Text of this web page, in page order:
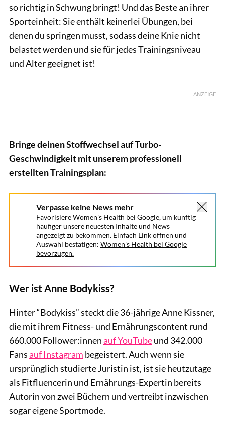
so richtig in Schwung bringt! Und das Beste an ihrer
Sporteinheit: Sie enthält keinerlei Übungen, bei
denen du springen musst, sodass deine Knie nicht
belastet werden und sie für jedes Trainingsniveau
und Alter geeignet ist!
ANZEIGE
Bringe deinen Stoffwechsel auf Turbo-
Geschwindigkeit mit unserem professionell
erstellten Trainingsplan:
Verpasse keine News mehr
Favorisiere Women's Health bei Google, um künftig
häufiger unsere neuesten Inhalte und News
angezeigt zu bekommen. Einfach Link öffnen und
Auswahl bestätigen: Women's Health bei Google
bevorzugen.
Wer ist Anne Bodykiss?
Hinter “Bodykiss” steckt die 36-jährige Anne Kissner,
die mit ihrem Fitness- und Ernährungscontent rund
660.000 Follower:innenauf YouTubeund 342.000
Fansauf Instagram begeistert. Auch wenn sie
ursprünglich studierte Juristin ist, ist sie heutzutage
als Fitfluencerin und Ernährungs-Expertin bereits
Autorin von zwei Büchern und vertreibt inzwischen
sogar eigene Sportmode.